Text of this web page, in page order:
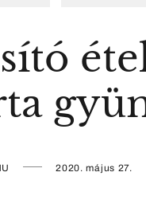
2020. május 27.